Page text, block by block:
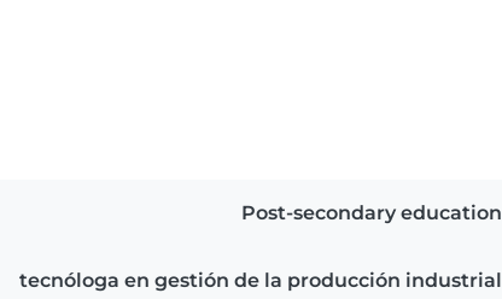
Post-secondary education
tecnóloga en gestión de la producción industrial